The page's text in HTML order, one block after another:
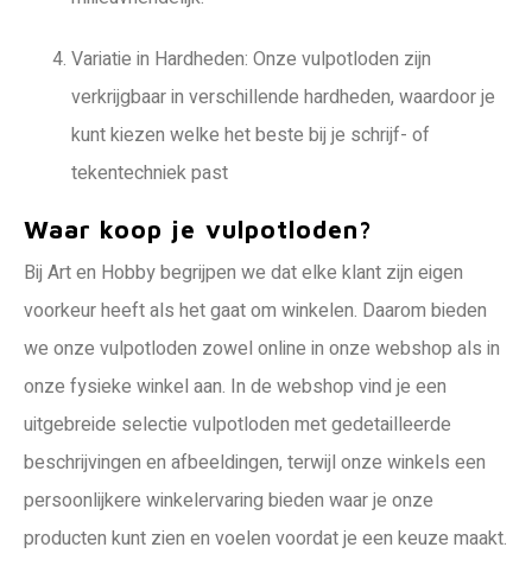
Variatie in Hardheden: Onze vulpotloden zijn
verkrijgbaar in verschillende hardheden, waardoor je
kunt kiezen welke het beste bij je schrijf- of
tekentechniek past
Waar koop je vulpotloden?
Bij Art en Hobby begrijpen we dat elke klant zijn eigen
voorkeur heeft als het gaat om winkelen. Daarom bieden
we onze vulpotloden zowel online in onze webshop als in
onze fysieke winkel aan. In de webshop vind je een
uitgebreide selectie vulpotloden met gedetailleerde
beschrijvingen en afbeeldingen, terwijl onze winkels een
persoonlijkere winkelervaring bieden waar je onze
producten kunt zien en voelen voordat je een keuze maakt.